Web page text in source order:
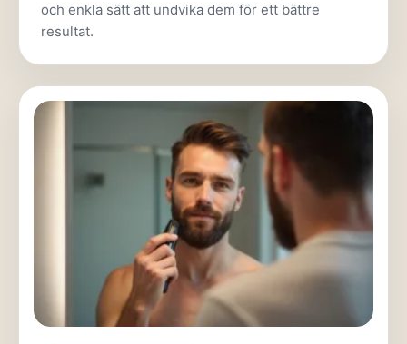
och enkla sätt att undvika dem för ett bättre
resultat.